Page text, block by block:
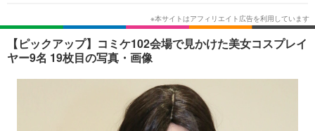
韓国・芸能
音楽 スポーツ
ライフTOP グルメ
ペット ショッピング
その他
リリース一覧
プッシュ通知の停止方法
【ピックアップ】コミケ102会場で見かけた美女コスプレイ
ヤー9名 19枚目の写真・画像